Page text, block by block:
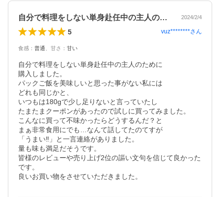
自分で料理をしない単身赴任中の主人のた… 2024/2/4
5 vuz********さん
食感 ： 普通 甘さ ： 甘い
自分で料理をしない単身赴任中の主人のために
購入しました。
パックご飯を美味しいと思った事がない私には
どれも同じかと、
いつもは180gで少し足りないと言っていたし
たまたまクーポンがあったので試しに買ってみました。
こんなに買って不味かったらどうするんだ？と
まぁ非常食用にでも…なんて話してたのてすが
「うまい‼︎」と一言連絡がありました。
量も味も満足だそうです。
皆様のレビューや売り上げ2位の謳い文句を信じて良かった
です。
良いお買い物をさせていただきました。